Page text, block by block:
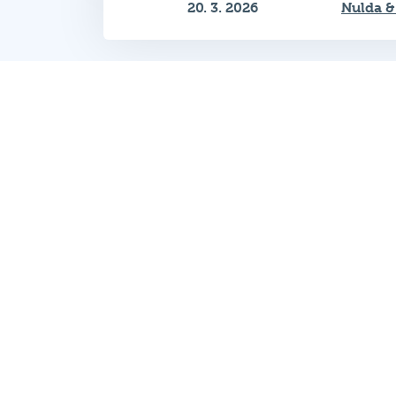
20. 3. 2026 Nulda